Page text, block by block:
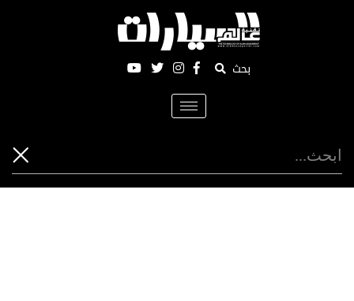
بحث
Toggle
navigation